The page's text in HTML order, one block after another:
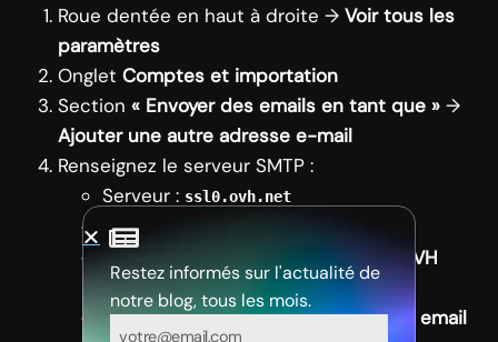
Roue dentée en haut à droite → Voir tous les
paramètres
Onglet Comptes et importation
Section « Envoyer des emails en tant que » →
Ajouter une autre adresse e-mail
Renseignez le serveur SMTP :
Serveur : ssl0.ovh.net
Port :
Nom d’utilisateur :
votre adresse OVH
complète
Mot de passe :votre mot de passe email
Restez informés sur l'actualité de
notre blog, tous les mois.